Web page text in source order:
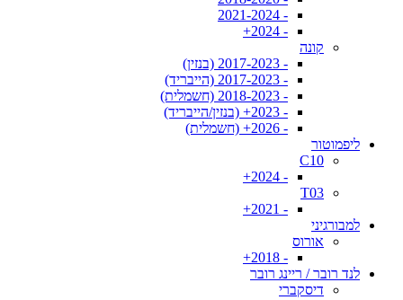
- 2021-2024
- 2024+
קונה
- 2017-2023 (בנזין)
- 2017-2023 (הייבריד)
- 2018-2023 (חשמלית)
- 2023+ (בנזין/הייבריד)
- 2026+ (חשמלית)
ליפמוטור
C10
- 2024+
T03
- 2021+
למבורגיני
אורוס
- 2018+
לנד רובר / ריינג רובר
דיסקברי